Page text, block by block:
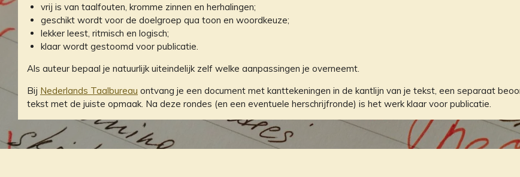
vrij is van taalfouten, kromme zinnen en herhalingen;
geschikt wordt voor de doelgroep qua toon en woordkeuze;
lekker leest, ritmisch en logisch;
klaar wordt gestoomd voor publicatie.
Als auteur bepaal je natuurlijk uiteindelijk zelf welke aanpassingen je overneemt.
Bij Nederlands Taalbureau ontvang je een document met kanttekeningen in de kantlijn van je tekst, een separaat
tekst met de juiste opmaak. Na deze rondes (en een eventuele herschrijfronde) is het werk klaar voor publicatie.